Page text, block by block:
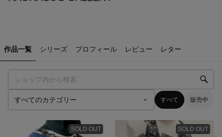
作品一覧 シリーズ プロフィール レビュー レター
すべて 販売中
SOLD OUT SOLD OUT